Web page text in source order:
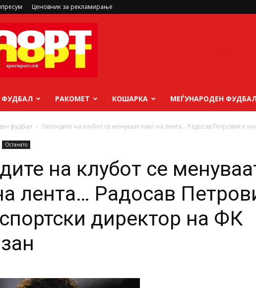
Ценовник за рекламирање
ФУДБАЛ РАКОМЕТ КОШАРКА МЕЃУНАРОДЕН
фудбал Легендите на клубот се менуваат како на лента… Радосав Петровиќ е
Останато
на клубот се
лента… Радосав
директор на ФК